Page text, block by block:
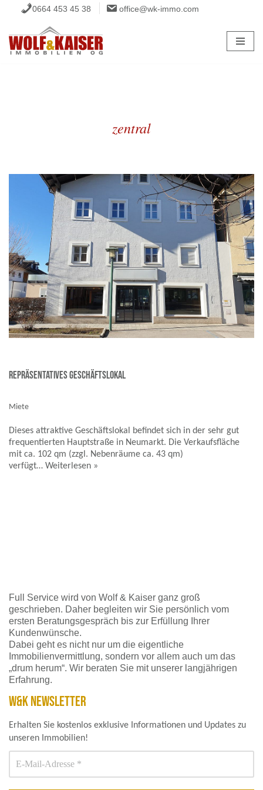
Inhalt
springen
0664 453 45 38 office@wk-immo.com
zentral
repräsentatives Geschäftslokal
Miete
Dieses attraktive Geschäftslokal befindet sich in der sehr gut
frequentierten Hauptstraße in Neumarkt. Die Verkaufsfläche
mit ca. 102 qm (zzgl. Nebenräume ca. 43 qm)
verfügt… Weiterlesen »
Full Service wird von Wolf & Kaiser ganz groß
geschrieben. Daher begleiten wir Sie persönlich vom
ersten Beratungsgespräch bis zur Erfüllung Ihrer
Kundenwünsche.
Dabei geht es nicht nur um die eigentliche
Immobilienvermittlung, sondern vor allem auch um das
„drum herum“. Wir beraten Sie mit unserer langjährigen
Erfahrung.
W&K NEWSLETTER
Erhalten Sie kostenlos exklusive Informationen und Updates zu
unseren Immobilien!